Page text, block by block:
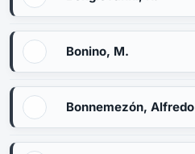
Bonino, M.
Bonnemezón, Alfredo